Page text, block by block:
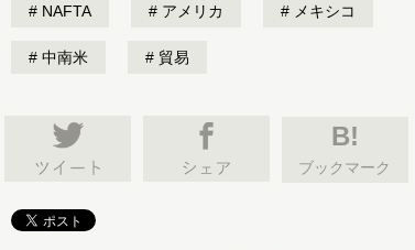
NAFTA アメリカ メキシコ
中南米 貿易
B!
ブックマーク